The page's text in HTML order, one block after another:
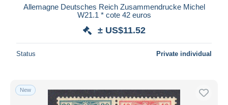
Allemagne Deutsches Reich Zusammendrucke Michel
W21.1 * cote 42 euros
± US$11.52
Status Private individual
New